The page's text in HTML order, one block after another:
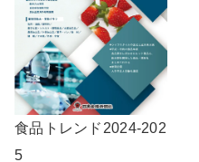
食品トレンド2024-202
5